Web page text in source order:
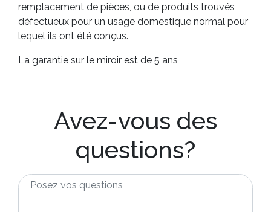
remplacement de pièces, ou de produits trouvés
défectueux pour un usage domestique normal pour
lequel ils ont été conçus.
La garantie sur le miroir est de 5 ans
Avez-vous des
questions?
Posez
vos